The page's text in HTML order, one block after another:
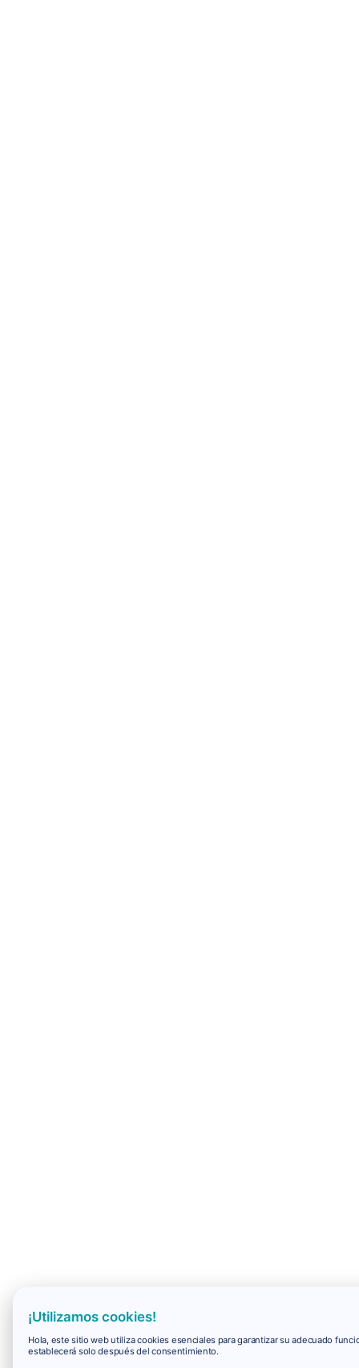
¡Utilizamos cookies!
Hola, este sitio web utiliza cookies esenciales para garantizar su adecuado
establecerá solo después del consentimiento.